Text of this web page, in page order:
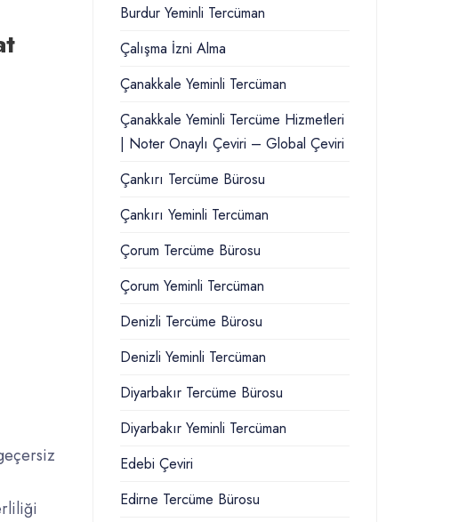
Burdur Yeminli Tercüman
Çalışma İzni Alma
Çanakkale Yeminli Tercüman
Çanakkale Yeminli Tercüme Hizmetleri
| Noter Onaylı Çeviri – Global Çeviri
Çankırı Tercüme Bürosu
Çankırı Yeminli Tercüman
Çorum Tercüme Bürosu
Çorum Yeminli Tercüman
Denizli Tercüme Bürosu
Denizli Yeminli Tercüman
Diyarbakır Tercüme Bürosu
Diyarbakır Yeminli Tercüman
Edebi Çeviri
Edirne Tercüme Bürosu